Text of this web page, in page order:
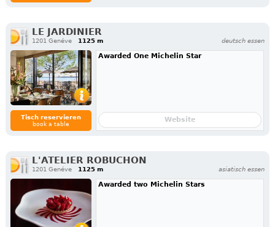
LE JARDINIER
1201 Genéve 1125 m deutsch essen
Tisch reservieren
book a table
Awarded One Michelin Star
Website
L'ATELIER ROBUCHON
1201 Genéve 1125 m asiatisch essen
Awarded two Michelin Stars